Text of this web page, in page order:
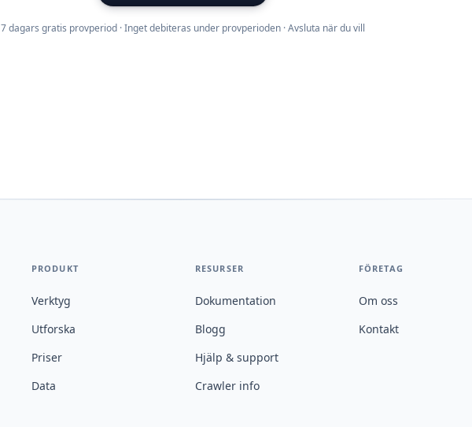
7 dagars gratis provperiod · Inget debiteras under provperioden · Avsluta när du vill
PRODUKT
Verktyg
Utforska
Priser
Data
RESURSER
Dokumentation
Blogg
Hjälp & support
Crawler info
FÖRETAG
Om oss
Kontakt